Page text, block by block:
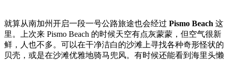
就算从南加州开启一段一号公路旅途也会经过 Pismo Beach 这
里。上次来 Pismo Beach 的时候天空有点灰蒙蒙，但空气很新
鲜，人也不多。可以在干净洁白的沙滩上寻找各种奇形怪状的
贝壳，或是在沙滩优雅地骑马兜风。有时候还能看到海里头懒